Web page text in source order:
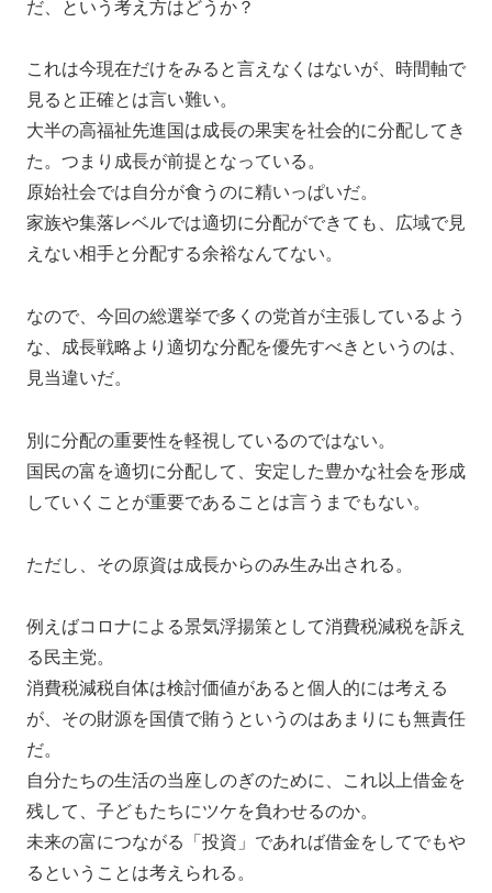
だ、という考え方はどうか？
これは今現在だけをみると言えなくはないが、時間軸で
見ると正確とは言い難い。
大半の高福祉先進国は成長の果実を社会的に分配してき
た。つまり成長が前提となっている。
原始社会では自分が食うのに精いっぱいだ。
家族や集落レベルでは適切に分配ができても、広域で見
えない相手と分配する余裕なんてない。
なので、今回の総選挙で多くの党首が主張しているよう
な、成長戦略より適切な分配を優先すべきというのは、
見当違いだ。
別に分配の重要性を軽視しているのではない。
国民の富を適切に分配して、安定した豊かな社会を形成
していくことが重要であることは言うまでもない。
ただし、その原資は成長からのみ生み出される。
例えばコロナによる景気浮揚策として消費税減税を訴え
る民主党。
消費税減税自体は検討価値があると個人的には考える
が、その財源を国債で賄うというのはあまりにも無責任
だ。
自分たちの生活の当座しのぎのために、これ以上借金を
残して、子どもたちにツケを負わせるのか。
未来の富につながる「投資」であれば借金をしてでもや
るということは考えられる。